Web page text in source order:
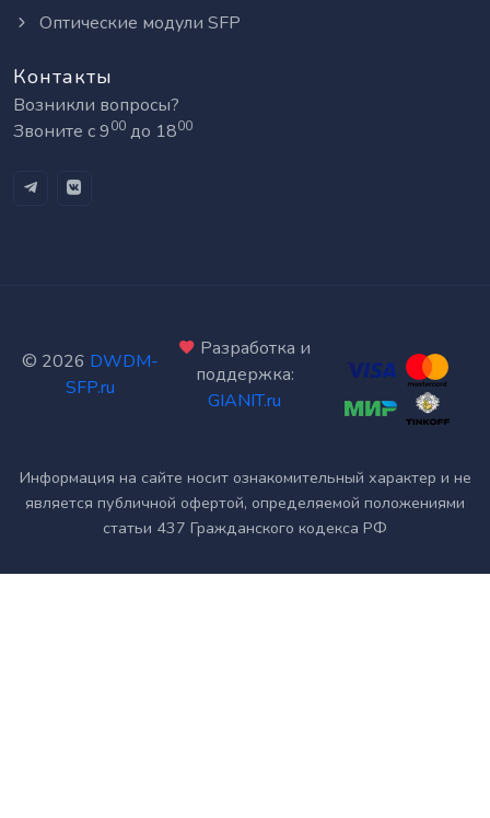
Оптические модули SFP
Контакты
Возникли вопросы?
Звоните с 900 до 1800
© 2026 DWDM-
SFP.ru
Разработка и
поддержка:
GIANIT.ru
Информация на сайте носит ознакомительный характер и не
является публичной офертой, определяемой положениями
статьи 437 Гражданского кодекса РФ